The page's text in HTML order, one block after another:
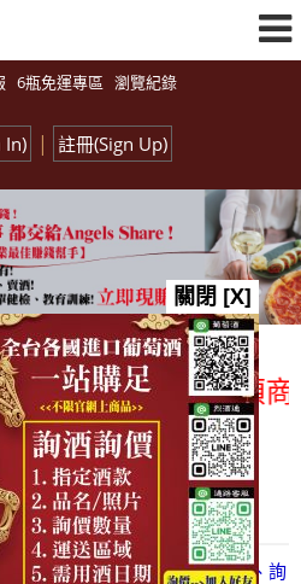
6瓶免運專區 瀏覽紀錄
In) | 註冊(Sign Up)
」各國進口酒類商
銷&活動
events
凡酒問Angels Share】線上選酒、詢
關閉 [X]